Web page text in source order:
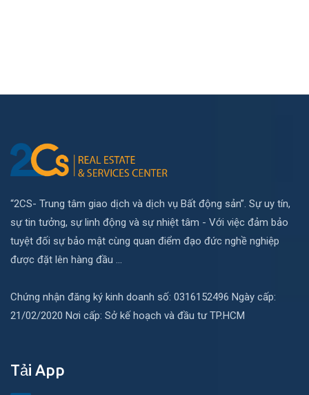
“2CS- Trung tâm giao dịch và dịch vụ Bất động sản”. Sự uy tín,
sự tin tưởng, sự linh động và sự nhiệt tâm - Với việc đảm bảo
tuyệt đối sự bảo mật cùng quan điểm đạo đức nghề nghiệp
được đặt lên hàng đầu ...
Chứng nhận đăng ký kinh doanh số: 0316152496 Ngày cấp:
21/02/2020 Nơi cấp: Sở kế hoạch và đầu tư TP.HCM
Tải App